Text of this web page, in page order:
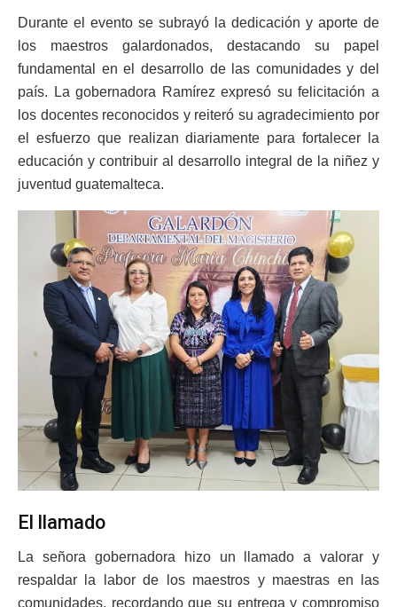
Durante el evento se subrayó la dedicación y aporte de
los maestros galardonados, destacando su papel
fundamental en el desarrollo de las comunidades y del
país. La gobernadora Ramírez expresó su felicitación a
los docentes reconocidos y reiteró su agradecimiento por
el esfuerzo que realizan diariamente para fortalecer la
educación y contribuir al desarrollo integral de la niñez y
juventud guatemalteca.
El llamado
La señora gobernadora hizo un llamado a valorar y
respaldar la labor de los maestros y maestras en las
comunidades, recordando que su entrega y compromiso